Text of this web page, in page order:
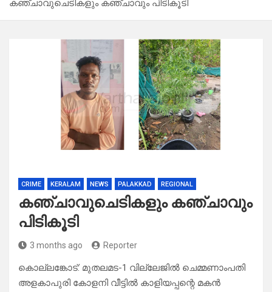
കഞ്ചാവുചെടികളും കഞ്ചാവും പിടികൂടി
CRIME KERALAM NEWS PALAKKAD REGIONAL
കഞ്ചാവുചെടികളും കഞ്ചാവും
പിടികൂടി
3 months ago Reporter
കൊല്ലങ്കോട്: മുതലമട-1 വില്ലേജിൽ ചെമ്മണാംപതി
അളകാപുരി കോളനി വീട്ടിൽ കാളിയപ്പന്റെ മകൻ